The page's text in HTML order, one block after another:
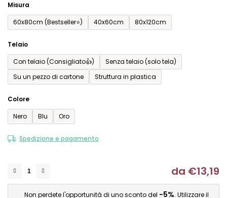
Misura
60x80cm (Bestseller⭐)
40x60cm 80x120cm
Telaio
Con telaio (Consigliato👍)
Senza telaio (solo tela)
Su un pezzo di cartone
Struttura in plastica
Colore
Nero
Blu Oro
Spedizione e pagamento
da €13,19
Non perdete l'opportunità di uno sconto del -5%. Utilizzare il